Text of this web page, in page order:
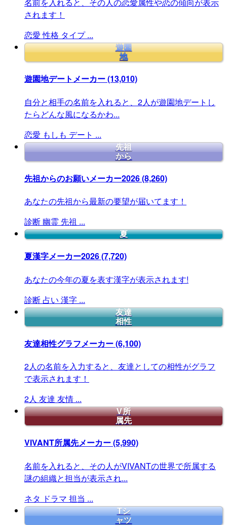
されます！
恋愛 性格 タイプ ...
遊園
地
遊園地デートメーカー(13,010)
自分と相手の名前を入れると、2人が遊園地デートし
たらどんな風になるかわ...
恋愛 もしも デート ...
先祖
から
先祖からのお願いメーカー2026(8,260)
あなたの先祖から最新の要望が届いてます！
診断 幽霊 先祖 ...
夏
夏漢字メーカー2026(7,720)
あなたの今年の夏を表す漢字が表示されます!
診断 占い 漢字 ...
友達
相性
友達相性グラフメーカー(6,100)
2人の名前を入力すると、友達としての相性がグラフ
で表示されます！
2人 友達 友情 ...
V所
属先
VIVANT所属先メーカー(5,990)
名前を入れると、その人がVIVANTの世界で所属する
謎の組織と担当が表示され...
ネタ ドラマ 担当 ...
Tシ
ャツ